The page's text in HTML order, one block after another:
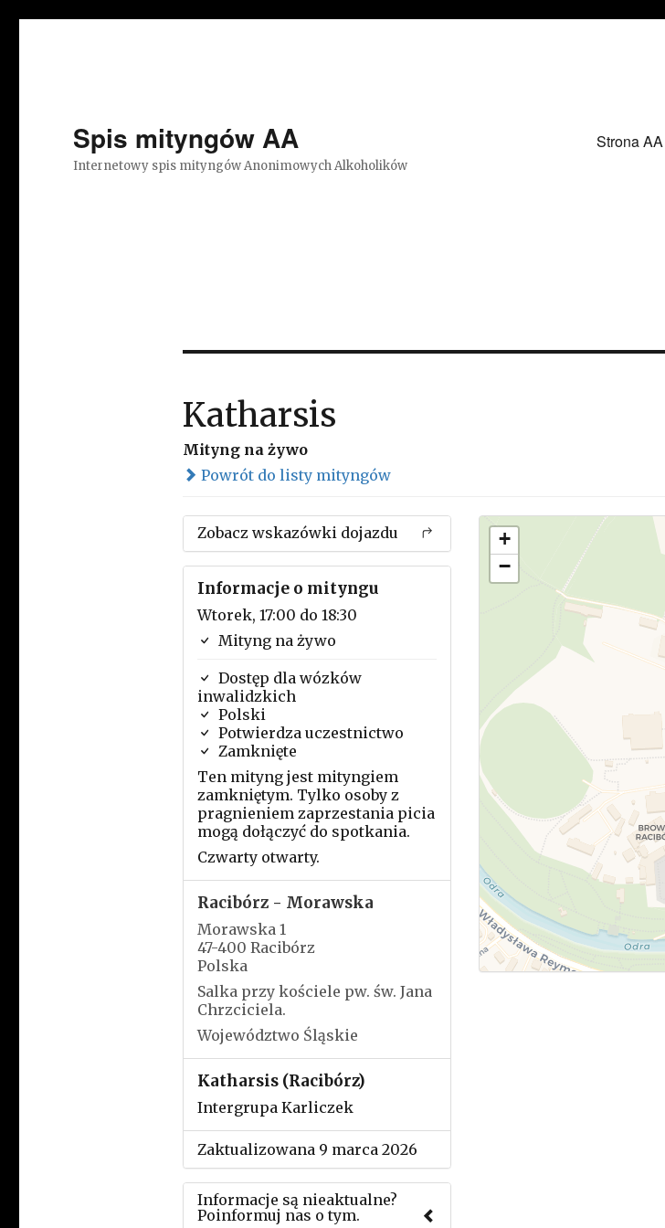
Spis mityngów AA
Internetowy spis mityngów Anonimowych Alkoholików
Strona AA
Katharsis
Mityng na żywo
Powrót do listy mityngów
Zobacz wskazówki dojazdu
Informacje o mityngu
Wtorek, 17:00 do 18:30
Mityng na żywo
Dostęp dla wózków
inwalidzkich
Polski
Potwierdza uczestnictwo
Zamknięte
Ten mityng jest mityngiem
zamkniętym. Tylko osoby z
pragnieniem zaprzestania picia
mogą dołączyć do spotkania.
Czwarty otwarty.
Racibórz - Morawska
Morawska 1
47-400 Racibórz
Polska
Salka przy kościele pw. św. Jana
Chrzciciela.
Województwo Śląskie
Katharsis (Racibórz)
Intergrupa Karliczek
Zaktualizowana 9 marca 2026
Informacje są nieaktualne?
Poinformuj nas o tym.
+
−